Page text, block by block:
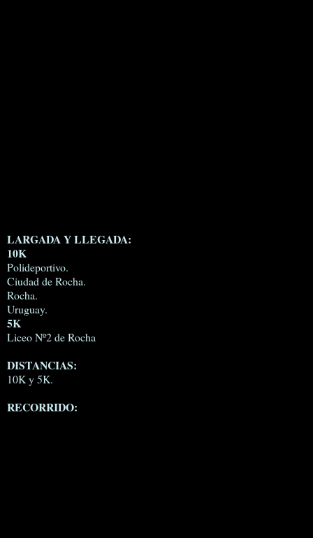
LARGADA Y LLEGADA:
10K
Polideportivo.
Ciudad de Rocha.
Rocha.
Uruguay.
5K
Liceo Nº2 de Rocha
DISTANCIAS:
10K y 5K.
RECORRIDO: